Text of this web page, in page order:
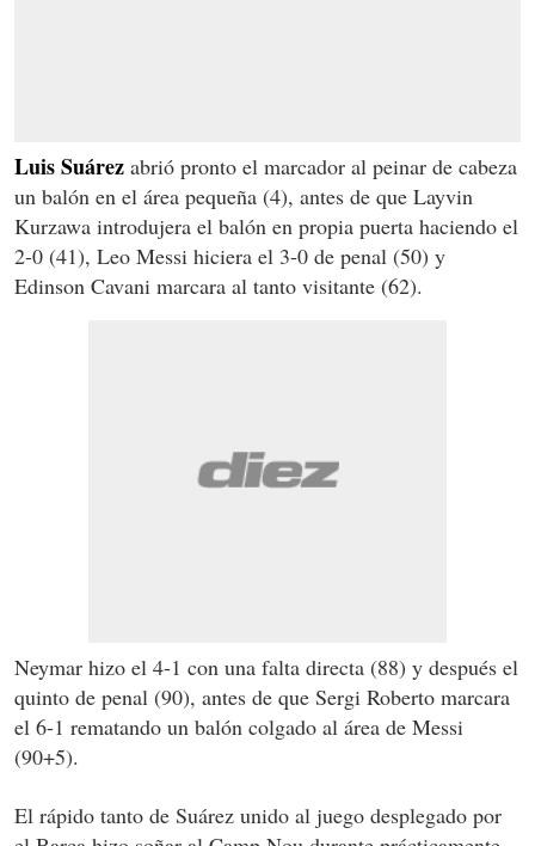
Luis Suárez abrió pronto el marcador al peinar de cabeza
un balón en el área pequeña (4), antes de que Layvin
Kurzawa introdujera el balón en propia puerta haciendo el
2-0 (41), Leo Messi hiciera el 3-0 de penal (50) y
Edinson Cavani marcara al tanto visitante (62).
Neymar hizo el 4-1 con una falta directa (88) y después el
quinto de penal (90), antes de que Sergi Roberto marcara
el 6-1 rematando un balón colgado al área de Messi
(90+5).
El rápido tanto de Suárez unido al juego desplegado por